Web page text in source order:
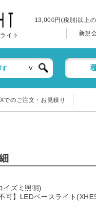
イト
13,000円(税別)以上
新規
す
でのご注文・お見積り
イズミ照明)
不可】LEDベースライト